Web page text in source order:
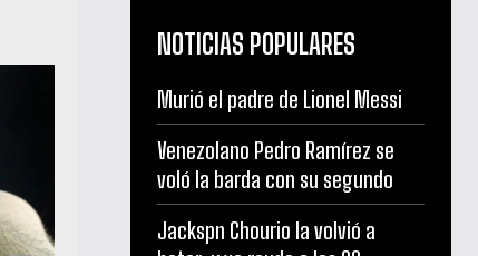
NOTICIAS POPULARES
Murió el padre de Lionel Messi
Venezolano Pedro Ramírez se
voló la barda con su segundo
Jackspn Chourio la volvió a